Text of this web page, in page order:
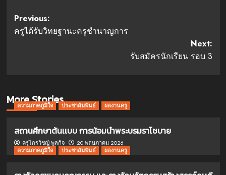
Post
navigation
Previous:
ครูได้รับวิทยฐานะครูชำนาญการ
Next:
รับสมัครนักเรียน รอบ 3
More Stories
ความภาคภูมิใจ ประชาสัมพันธ์ ผลงานครู
สถานศึกษาต้นเเบบ การน้อมนำพระบรมราโชบาย
ครูไกรวิชญ์ พูลกิจ
20 พฤษภาคม 2026
ความภาคภูมิใจ
ประชาสัมพันธ์ ผลงานครู